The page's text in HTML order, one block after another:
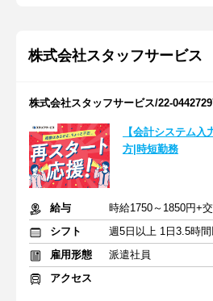
株式会社スタッフサービス
株式会社スタッフサービス/22-
【会計システム
方|時短勤務
給与
時給1750～1850円+
シフト
週5日以上 1日3.5時
雇用形態
派遣社員
アクセス